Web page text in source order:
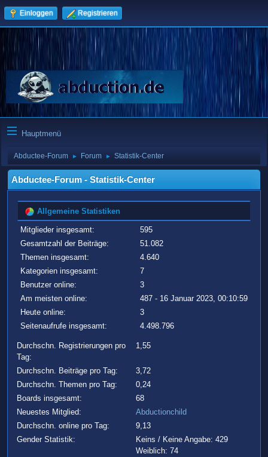
Einloggen Registrieren
Hauptmenü
Abductee-Forum ► Forum ► Statistik-Center
Abductee-Forum - Statistik-Center
Allgemeine Statistiken
Mitglieder insgesamt:
595
Gesamtzahl der Beiträge:
51.082
Themen insgesamt:
4.640
Kategorien insgesamt:
7
Benutzer online:
3
Am meisten online:
487 - 16 Januar 2023, 00:10:59
Heute online:
3
Seitenaufrufe insgesamt:
4.498.796
Durchschn. Registrierungen pro
Tag:
1,55
Durchschn. Beiträge pro Tag:
3,72
Durchschn. Themen pro Tag:
0,24
Boards insgesamt:
68
Neuestes Mitglied:
Abductionchild
Durchschn. online pro Tag:
9,13
Gender Statistik:
Keins / Keine Angabe: 429
Weiblich: 74